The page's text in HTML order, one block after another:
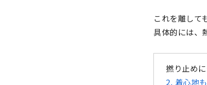
これを離して
具体的には、
撚り止め
2. 着心地